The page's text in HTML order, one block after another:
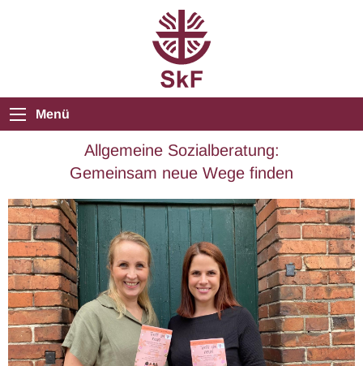
Menü
Allgemeine Sozialberatung:
Gemeinsam neue Wege finden